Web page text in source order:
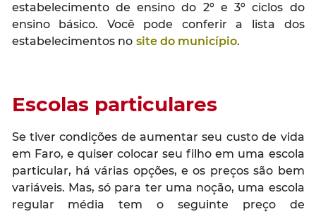
estabelecimento de ensino do 2º e 3º ciclos do
ensino básico. Você pode conferir a lista dos
estabelecimentos no site do município.
Escolas particulares
Se tiver condições de aumentar seu custo de vida
em Faro, e quiser colocar seu filho em uma escola
particular, há várias opções, e os preços são bem
variáveis. Mas, só para ter uma noção, uma escola
regular média tem o seguinte preço de